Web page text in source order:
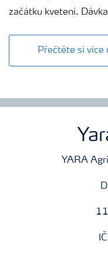
začátku kvetení.
Přečtěte si více
YARA